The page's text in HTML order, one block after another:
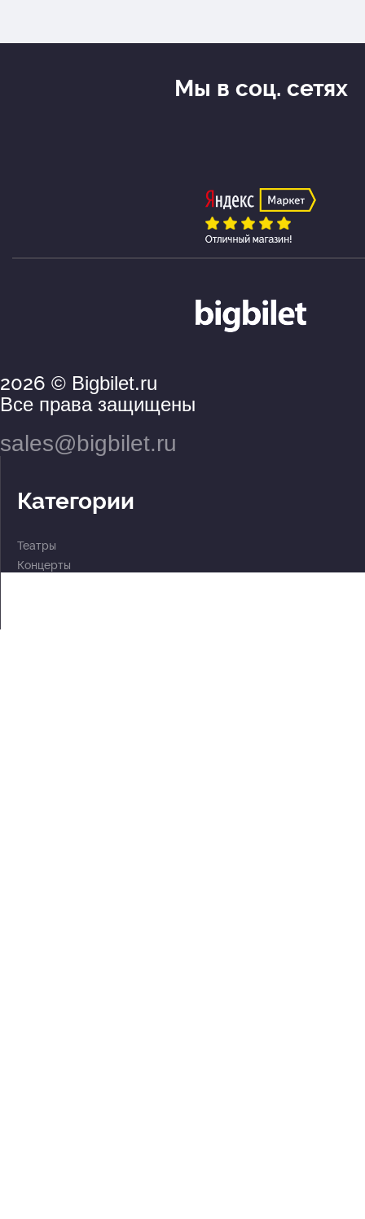
2026 © Bigbilet.ru
Все права защищены
sales@bigbilet.ru
Категории
Театры
Концерты
Мы в соц. сетях